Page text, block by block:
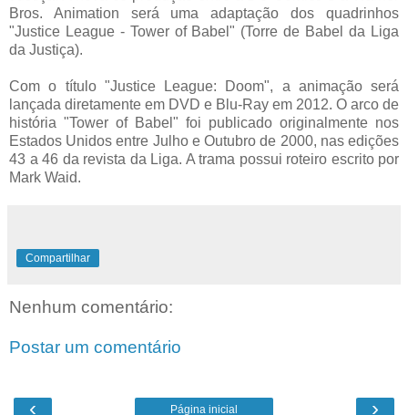
Bros. Animation será uma adaptação dos quadrinhos
"Justice League - Tower of Babel" (Torre de Babel da Liga
da Justiça).
Com o título "Justice League: Doom", a animação será
lançada diretamente em DVD e Blu-Ray em 2012. O arco de
história "Tower of Babel" foi publicado originalmente nos
Estados Unidos entre Julho e Outubro de 2000, nas edições
43 a 46 da revista da Liga. A trama possui roteiro escrito por
Mark Waid.
Compartilhar
Nenhum comentário:
Postar um comentário
‹ ›
Página inicial